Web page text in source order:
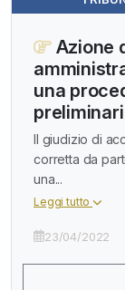
Azione
una
Il giudizio di
corretta da
una...
Leggi tutto
23/04/2022